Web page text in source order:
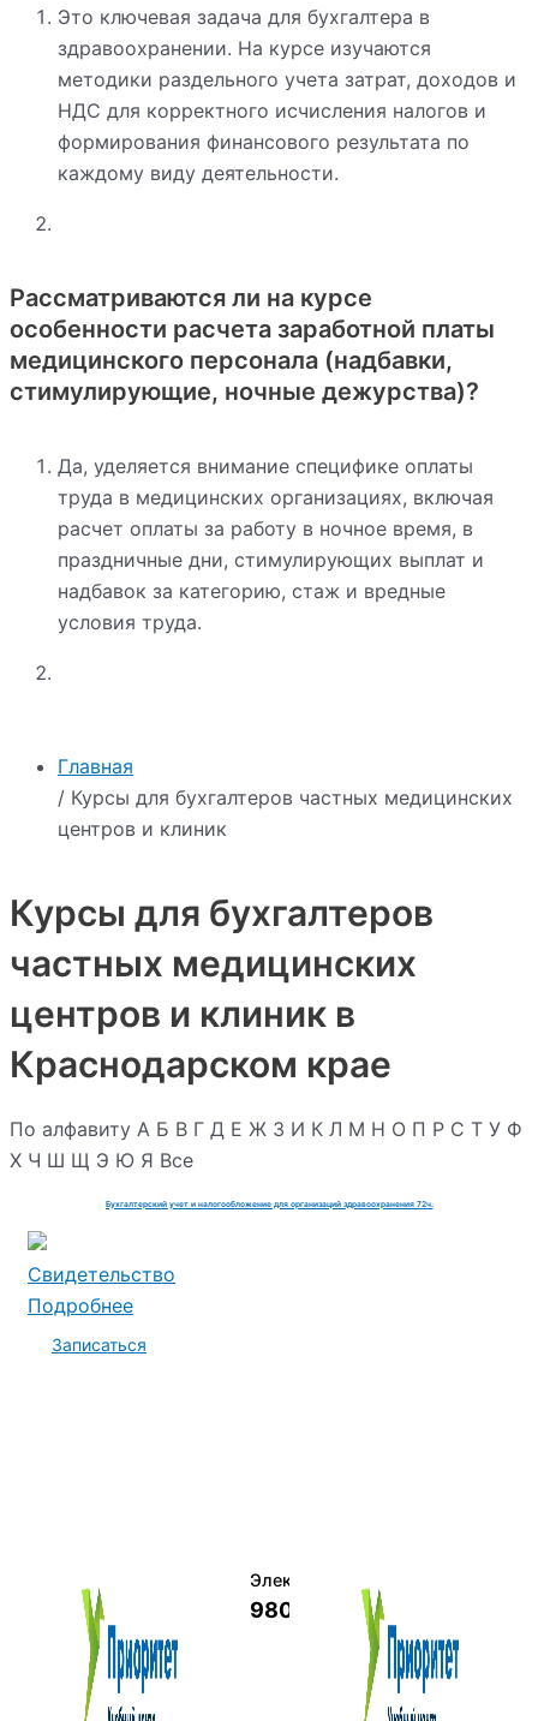
Главная
/ Курсы для бухгалтеров частных медицинских
центров и клиник
Курсы для бухгалтеров
частных медицинских
центров и клиник в
Краснодарском крае
По алфавиту А Б В Г Д Е Ж З И К Л М Н О П Р С Т У Ф
Х Ч Ш Щ Э Ю Я Все
Бухгалтерский учет и налогообложение для организаций здравоохранения 72ч.
Свидетельство
Подробнее
Записаться
Электромеханик по ремонту и
9800 руб.
Это ключевая задача для бухгалтера в
здравоохранении. На курсе изучаются
методики раздельного учета затрат, доходов и
НДС для корректного исчисления налогов и
формирования финансового результата по
каждому виду деятельности.
Рассматриваются ли на курсе
особенности расчета заработной платы
медицинского персонала (надбавки,
стимулирующие, ночные дежурства)?
Да, уделяется внимание специфике оплаты
труда в медицинских организациях, включая
расчет оплаты за работу в ночное время, в
праздничные дни, стимулирующих выплат и
надбавок за категорию, стаж и вредные
условия труда.